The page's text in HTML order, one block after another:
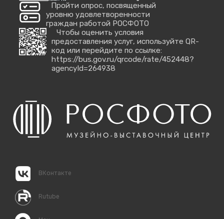
Пройти опрос, посвященный
уровню удовлетворенности
граждан работой РОСФОТО
Чтобы оценить условия
предоставления услуг, используйте QR-
код или перейдите по ссылке:
https://bus.gov.ru/qrcode/rate/452448?
agencyId=264938
ВКонтакте
Rutube